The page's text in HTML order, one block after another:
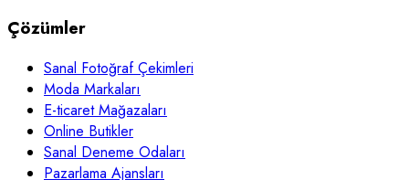
Çözümler
Sanal Fotoğraf Çekimleri
Moda Markaları
E-ticaret Mağazaları
Online Butikler
Sanal Deneme Odaları
Pazarlama Ajansları